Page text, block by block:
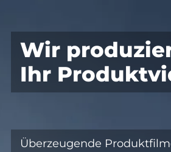
Wir
Ihr
Überzeugende